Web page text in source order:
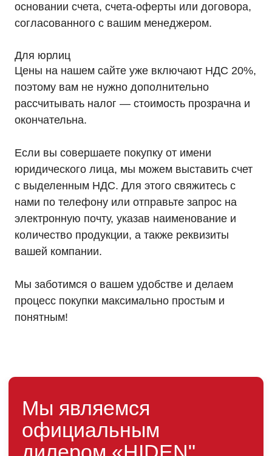
основании счета, счета-оферты или договора,
согласованного с вашим менеджером.
Для юрлиц
Цены на нашем сайте уже включают НДС 20%,
поэтому вам не нужно дополнительно
рассчитывать налог — стоимость прозрачна и
окончательна.
Если вы совершаете покупку от имени
юридического лица, мы можем выставить счет
с выделенным НДС. Для этого свяжитесь с
нами по телефону или отправьте запрос на
электронную почту, указав наименование и
количество продукции, а также реквизиты
вашей компании.
Мы заботимся о вашем удобстве и делаем
процесс покупки максимально простым и
понятным!
Информация, размещенная на сайте, не является
Политика конфиденциальности